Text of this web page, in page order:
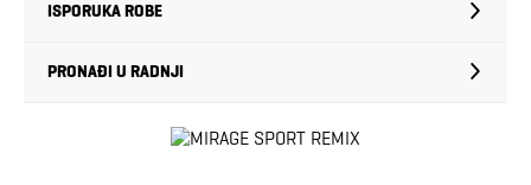
ISPORUKA ROBE
PRONAĐI U RADNJI